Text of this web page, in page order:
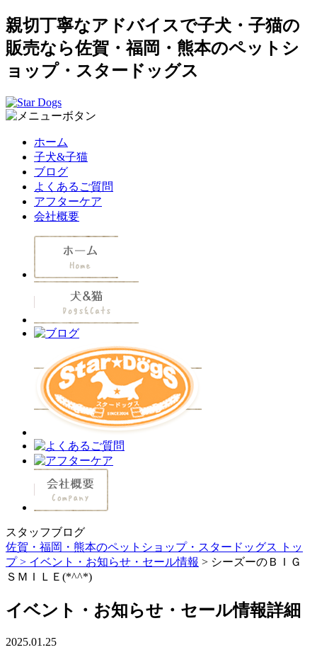
親切丁寧なアドバイスで子犬・子猫の
販売なら佐賀・福岡・熊本のペットシ
ョップ・スタードッグス
ホーム
子犬&子猫
ブログ
よくあるご質問
アフターケア
会社概要
スタッフブログ
佐賀・福岡・熊本のペットショップ・スタードッグス トッ
プ > イベント・お知らせ・セール情報 > シーズーのＢＩＧ
ＳＭＩＬＥ(*^^*)
イベント・お知らせ・セール情報詳細
2025.01.25